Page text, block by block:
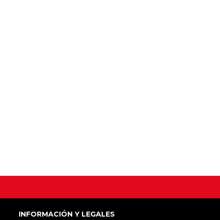
INFORMACIÓN Y LEGALES